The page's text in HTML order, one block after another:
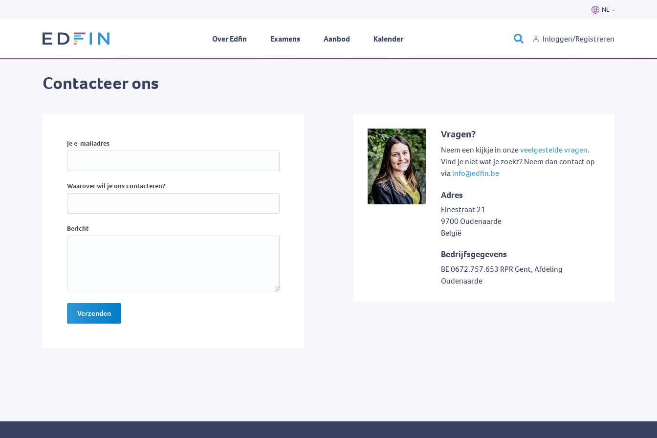
NL
Français
Over Edfin Examens Aanbod Kalender Inloggen/Registreren
Contacteer ons
Je e-mailadres
Waarover wil je ons contacteren?
Bericht
Verzenden
Vragen?
Neem een kijkje in onzeveelgestelde vragen.
Vind je niet wat je zoekt? Neem dan contact op
viainfo@edfin.be
Adres
Einestraat 21
9700 Oudenaarde
België
Bedrijfsgegevens
BE 0672.757.653 RPR Gent, Afdeling
Oudenaarde